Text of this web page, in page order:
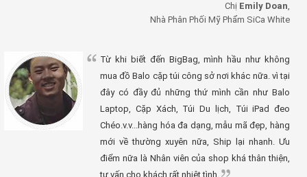
Chị Emily Doan,
Nhà Phân Phối Mỹ Phẩm SiCa White
Từ khi biết đến BigBag, mình hầu như không
mua đồ Balo cặp túi công sở nơi khác nữa. vì tại
đây có đầy đủ những thứ mình cần như Balo
Laptop, Cặp Xách, Túi Du lịch, Túi iPad đeo
Chéo.v.v...hàng hóa đa dạng, mẫu mã đẹp, hàng
mới về thường xuyên nữa, Ship lại nhanh. Ưu
điểm nữa là Nhân viên của shop khá thân thiện,
tư vấn cho khách rất nhiệt tình.